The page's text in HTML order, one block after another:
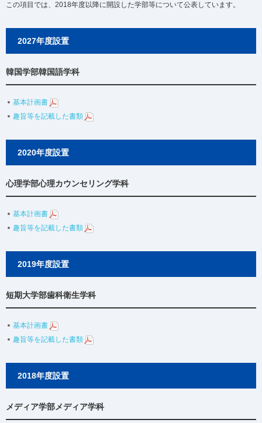
この項目では、2018年度以降に開設した学部等について公表しています。
2027年度設置
韓国学部韓国語学科
基本計画書
趣旨等を記載した書類
2020年度設置
心理学部心理カウンセリング学科
基本計画書
趣旨等を記載した書類
2019年度設置
短期大学部歯科衛生学科
基本計画書
趣旨等を記載した書類
2018年度設置
メディア学部メディア学科